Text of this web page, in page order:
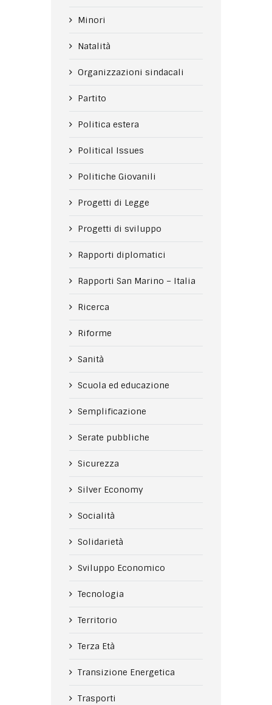
Minori
Natalità
Organizzazioni sindacali
Partito
Politica estera
Political Issues
Politiche Giovanili
Progetti di Legge
Progetti di sviluppo
Rapporti diplomatici
Rapporti San Marino – Italia
Ricerca
Riforme
Sanità
Scuola ed educazione
Semplificazione
Serate pubbliche
Sicurezza
Silver Economy
Socialità
Solidarietà
Sviluppo Economico
Tecnologia
Territorio
Terza Età
Transizione Energetica
Trasporti